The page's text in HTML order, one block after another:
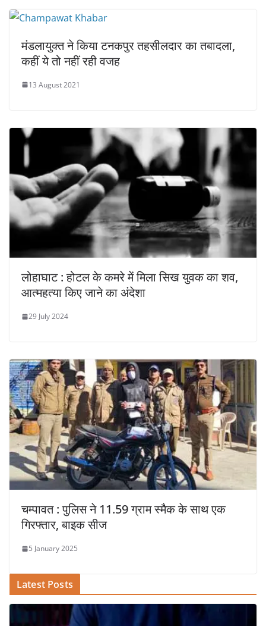
मंडलायुक्त ने किया टनकपुर तहसीलदार का तबादला,
कहीं ये तो नहीं रही वजह
13 August 2021
लोहाघाट : होटल के कमरे में मिला सिख युवक का शव,
आत्महत्या किए जाने का अंदेशा
29 July 2024
चम्पावत : पुलिस ने 11.59 ग्राम स्मैक के साथ एक
गिरफ्तार, बाइक सीज
5 January 2025
Latest Posts